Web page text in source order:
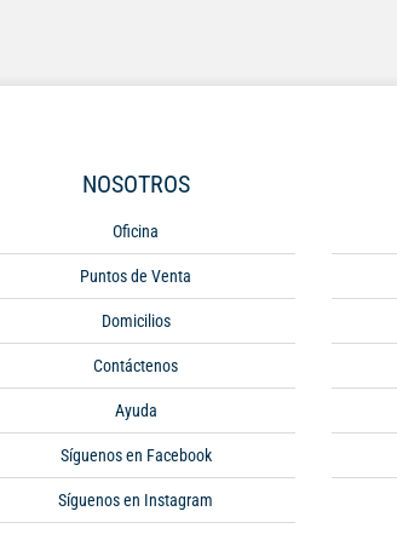
NOSOTROS
Oficina
Puntos de Venta
Domicilios
Contáctenos
Ayuda
Síguenos en Facebook
Síguenos en Instagram